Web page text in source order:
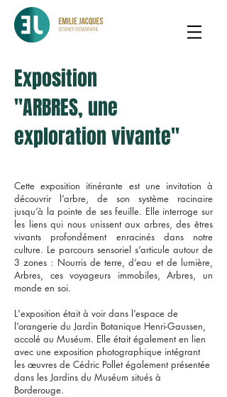
Exposition
"ARBRES, une
exploration vivante"
Cette exposition itinérante est une invitation à
découvrir l’arbre, de son système racinaire
jusqu’à la pointe de ses feuille. Elle interroge sur
les liens qui nous unissent aux arbres, des êtres
vivants profondément enracinés dans notre
culture. Le parcours sensoriel s’articule autour de
3 zones : Nourris de terre, d’eau et de lumière,
Arbres, ces voyageurs immobiles, Arbres, un
monde en soi.
L'exposition était à voir dans l’espace de
l’orangerie du Jardin Botanique Henri-Gaussen,
accolé au Muséum. Elle était également en lien
avec une exposition photographique intégrant
les œuvres de Cédric Pollet également présentée
dans les Jardins du Muséum situés à
Borderouge.